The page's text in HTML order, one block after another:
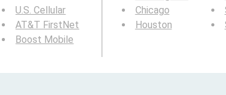
U.S. Cellular
AT&T FirstNet
Boost Mobile
Chicago
Houston